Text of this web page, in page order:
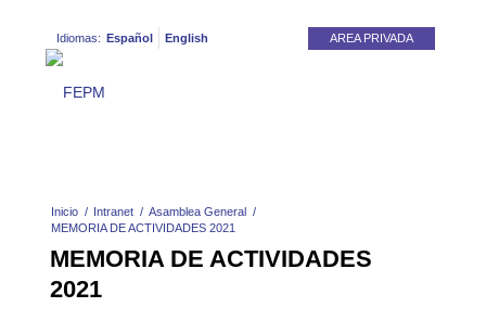
AREA PRIVADA
Idiomas: Español English
Inicio / Intranet / Asamblea General /
MEMORIA DE ACTIVIDADES 2021
MEMORIA DE ACTIVIDADES
2021